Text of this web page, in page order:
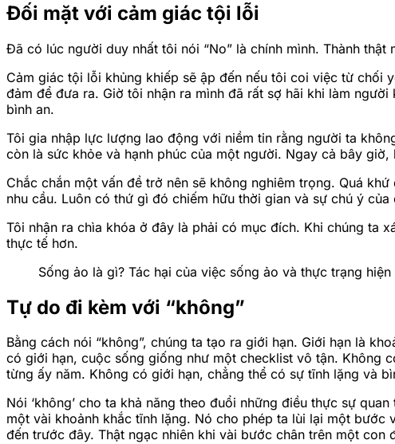
Đối mặt với cảm giác tội lỗi
Đã có lúc người duy nhất tôi nói “No” là chính mình. Thành
Cảm giác tội lỗi khủng khiếp sẽ ập đến nếu tôi coi việc từ chối
đảm để đưa ra. Giờ tôi nhận ra mình đã rất sợ hãi khi làm
bình an.
Tôi gia nhập lực lượng lao động với niềm tin rằng người ta
còn là sức khỏe và hạnh phúc của một người. Ngay cả bây
Chắc chắn một vấn đề trở nên sẽ không nghiêm trọng. Quá
nhu cầu. Luôn có thứ gì đó chiếm hữu thời gian và sự chú ý của
Tôi nhận ra chìa khóa ở đây là phải có mục đích. Khi chúng ta
thực tế hơn.
Sống ảo là gì? Tác hại của việc sống ảo và thực trạng
Tự do đi kèm với “không”
Bằng cách nói “không”, chúng ta tạo ra giới hạn. Giới hạn là
có giới hạn, cuộc sống giống như một checklist vô tận. Không
từng ấy năm. Không có giới hạn, chẳng thể có sự tĩnh lặng và
Nói ‘không’ cho ta khả năng theo đuổi những điều thực sự
một vài khoảnh khắc tĩnh lặng. Nó cho phép ta lùi lại một
đến trước đây. Thật ngạc nhiên khi vài bước chân trên một con